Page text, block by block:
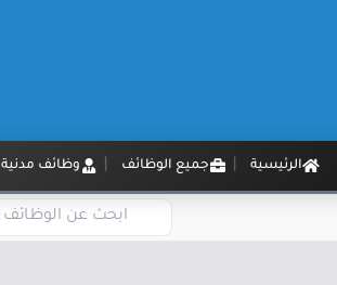
الرئيسية جميع الوظائف وظائف مدنية